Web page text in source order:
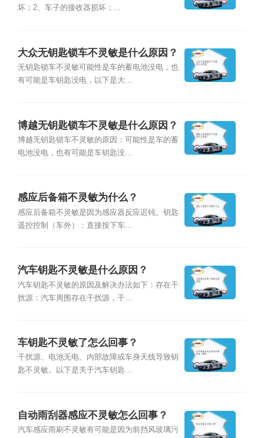
坏；2、车子的接收器损坏；...
大众无钥匙锁车不灵敏是什么原因？
无钥匙锁车不灵敏可能性是车的蓄电池没电，也
有可能是车钥匙没电，以下是大...
博越无钥匙锁车不灵敏是什么原因？
博越无钥匙锁车不灵敏的原因：可能性是车的蓄
电池没电，也有可能是车钥匙没...
感应后备箱不灵敏为什么？
感应后备箱不灵敏是因为感应器反应迟钝。钥匙
遥控控制（车外）：直接按下车...
汽车钥匙不灵敏是什么原因？
汽车钥匙不灵敏的原因及解决办法如下：存在干
扰源：汽车周围存在干扰源，干...
车钥匙不灵敏了怎么回事？
干扰源、电池无电、内部故障或车身天线导致钥
匙不灵敏。以下是关于汽车钥匙...
自动雨刮器感应不灵敏怎么回事？
汽车感应雨刷不灵敏有可能是因为前挡风玻璃污